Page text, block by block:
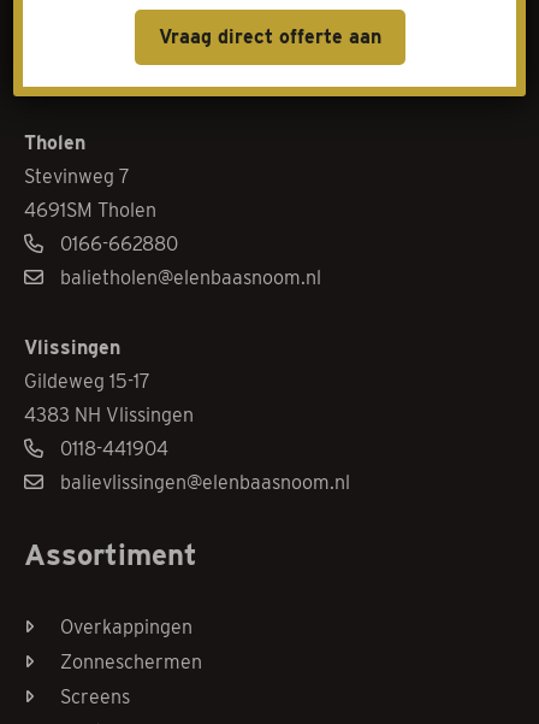
4462 GL Goes
baliegoes@elenbaasnoom.nl
Tholen
Stevinweg 7
4691SM Tholen
0166-662880
balietholen@elenbaasnoom.nl
Vlissingen
Gildeweg 15-17
4383 NH Vlissingen
0118-441904
balievlissingen@elenbaasnoom.nl
Assortiment
Overkappingen
Zonneschermen
Screens
Vraag direct offerte aan